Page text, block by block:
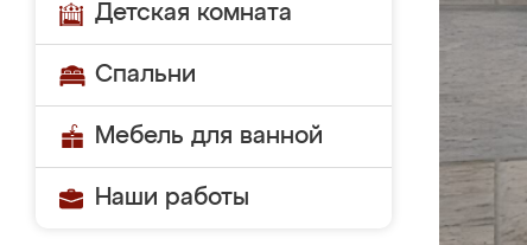
Детская комната
Спальни
Мебель для ванной
Наши работы